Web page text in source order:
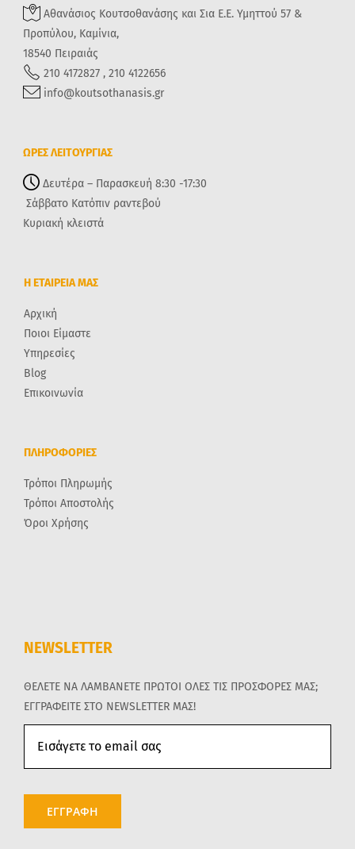
Αθανάσιος Κουτσοθανάσης και Σια Ε.Ε. Υμηττού 57 &
Προπύλου, Καμίνια,
18540 Πειραιάς
210 4172827 , 210 4122656
info@koutsothanasis.gr
ΩΡΕΣ ΛΕΙΤΟΥΡΓΙΑΣ
Δευτέρα – Παρασκευή 8:30 -17:30
Σάββατο Κατόπιν ραντεβού
Κυριακή κλειστά
Η ΕΤΑΙΡΕΙΑ ΜΑΣ
Αρχική
Ποιοι Είμαστε
Υπηρεσίες
Blog
Επικοινωνία
ΠΛΗΡΟΦΟΡΙΕΣ
Τρόποι Πληρωμής
Τρόποι Αποστολής
Όροι Χρήσης
NEWSLETTER
ΘΕΛΕΤΕ ΝΑ ΛΑΜΒΑΝΕΤΕ ΠΡΩΤΟΙ ΟΛΕΣ ΤΙΣ ΠΡΟΣΦΟΡΕΣ ΜΑΣ;
ΕΓΓΡΑΦΕΙΤΕ ΣΤΟ NEWSLETTER ΜΑΣ!
ΕΓΓΡΑΦΗ